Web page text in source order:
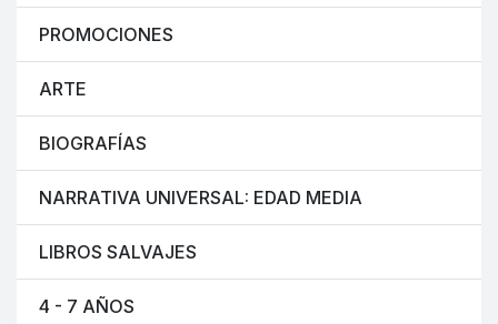
PROMOCIONES
ARTE
BIOGRAFÍAS
NARRATIVA UNIVERSAL: EDAD MEDIA
LIBROS SALVAJES
4 - 7 AÑOS